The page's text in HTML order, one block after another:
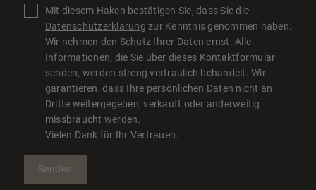
Mit diesem Haken bestätigen Sie, dass Sie die
Datenschutzerklärung zur Kenntnis genommen haben.
Wir nehmen den Schutz Ihrer Daten ernst. Alle
Informationen, die Sie über dieses Kontaktformular
senden, werden streng vertraulich behandelt. Wir
garantieren, dass Ihre persönlichen Daten nicht an
Dritte weitergegeben, verkauft oder anderweitig
missbraucht werden.
Vielen Dank für Ihr Vertrauen.
Senden